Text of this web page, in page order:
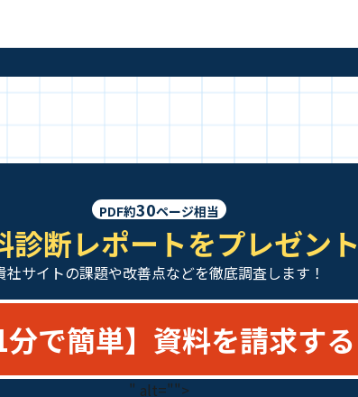
PDF約30ページ相当
診断レポートをプレゼント
社サイトの課題や改善点などを徹底調査します！
1分で簡単】資料を請求する
" alt="">